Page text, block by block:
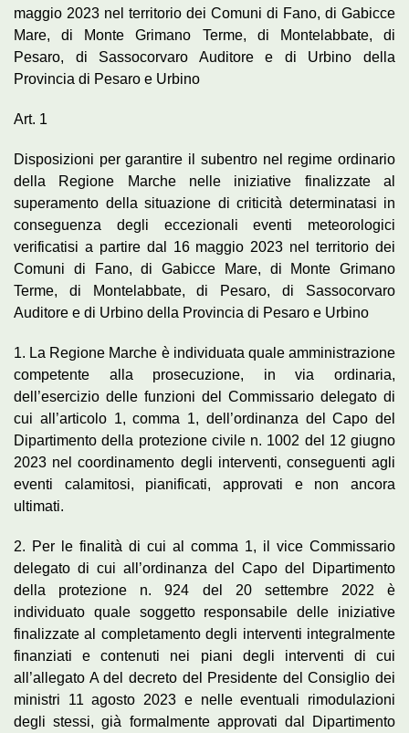
maggio 2023 nel territorio dei Comuni di Fano, di Gabicce
Mare, di Monte Grimano Terme, di Montelabbate, di
Pesaro, di Sassocorvaro Auditore e di Urbino della
Provincia di Pesaro e Urbino
Art. 1
Disposizioni per garantire il subentro nel regime ordinario
della Regione Marche nelle iniziative finalizzate al
superamento della situazione di criticità determinatasi in
conseguenza degli eccezionali eventi meteorologici
verificatisi a partire dal 16 maggio 2023 nel territorio dei
Comuni di Fano, di Gabicce Mare, di Monte Grimano
Terme, di Montelabbate, di Pesaro, di Sassocorvaro
Auditore e di Urbino della Provincia di Pesaro e Urbino
1. La Regione Marche è individuata quale amministrazione
competente alla prosecuzione, in via ordinaria,
dell’esercizio delle funzioni del Commissario delegato di
cui all’articolo 1, comma 1, dell’ordinanza del Capo del
Dipartimento della protezione civile n. 1002 del 12 giugno
2023 nel coordinamento degli interventi, conseguenti agli
eventi calamitosi, pianificati, approvati e non ancora
ultimati.
2. Per le finalità di cui al comma 1, il vice Commissario
delegato di cui all’ordinanza del Capo del Dipartimento
della protezione n. 924 del 20 settembre 2022 è
individuato quale soggetto responsabile delle iniziative
finalizzate al completamento degli interventi integralmente
finanziati e contenuti nei piani degli interventi di cui
all’allegato A del decreto del Presidente del Consiglio dei
ministri 11 agosto 2023 e nelle eventuali rimodulazioni
degli stessi, già formalmente approvati dal Dipartimento